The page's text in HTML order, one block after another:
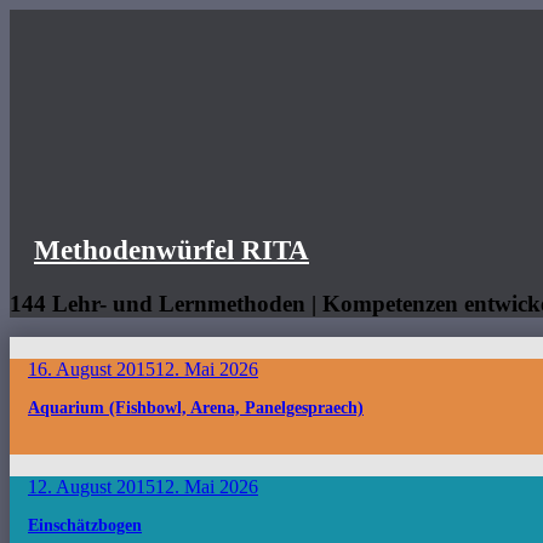
Methodenwürfel RITA
144 Lehr- und Lernmethoden | Kompetenzen
16. August 201512. Mai 2026
Aquarium (Fishbowl, Arena, Panelgespraech)
12. August 201512. Mai 2026
Einschätzbogen